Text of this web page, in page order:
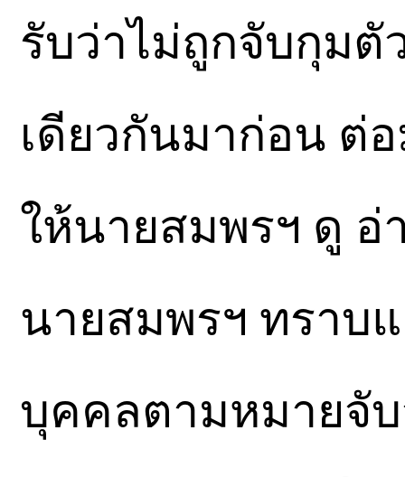
รับว่าไม่ถูกจับกุม
เดียวกันมาก่อน ต่
ให้นายสมพรฯ ดู
นายสมพรฯ ทราบ
บุคคลตามหมายจับ